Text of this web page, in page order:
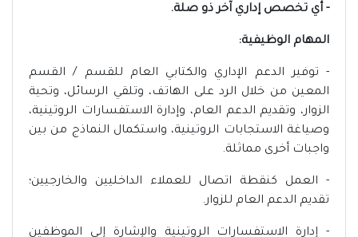
- أي تخصص إداري آخر ذو صلة.
المهام الوظيفية:
- توفير الدعم الإداري والكتابي العام للقسم / القسم
المعين من خلال الرد على الهاتف، وتلقي الرسائل، وتحية
الزوار، وتقديم الدعم العام، وإدارة الاستفسارات الروتينية،
وصياغة الاستجابات الروتينية، واستكمال النماذج من بين
واجبات أخرى مماثلة.
- العمل كنقطة اتصال للعملاء الداخليين والخارجيين؛
تقديم الدعم العام للزوار.
- إدارة الاستفسارات الروتينية والإشارة إلى الموظفين